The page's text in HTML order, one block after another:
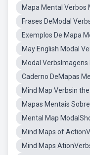
Mapa Mental Verbos
Frases DeModal
Exemplos De Mapa
May English Modal
Modal
Caderno DeMapas
Mind Map Verbsin
Mapas Mentais
Mental Map
Mind Maps of
Mind Maps